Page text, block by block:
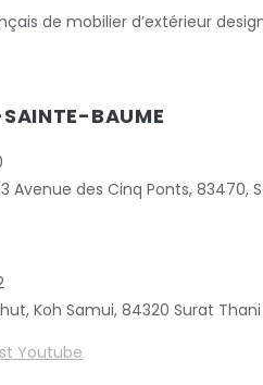
de mobilier d’extérieur
BAUME
Avenue des Cinq Ponts,
Koh Samui, 84320 Surat Thani
Youtube